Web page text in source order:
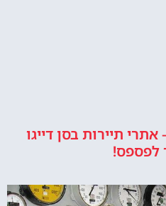
תיירות בסן דייגו
לפספס!